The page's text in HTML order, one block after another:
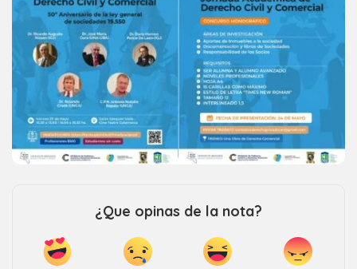
¿Que opinas de la nota?